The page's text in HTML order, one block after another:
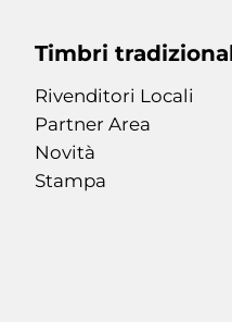
Timbri
Rivenditori Locali
Partner Area
Novità
Stampa